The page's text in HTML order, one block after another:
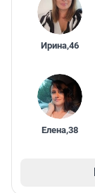
Ирина,46
Елена,38